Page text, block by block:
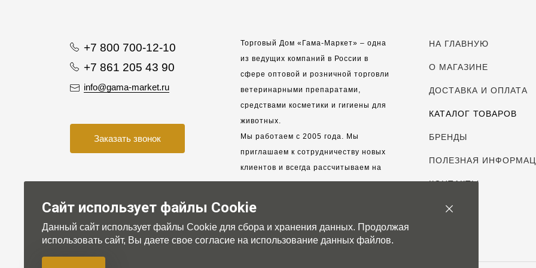
+7 800 700-12-10
+7 861 205 43 90
info@gama-market.ru
Заказать звонок
Торговый Дом «Гама-Маркет» – одна
из ведущих компаний в России в
сфере оптовой и розничной торговли
ветеринарными препаратами,
средствами косметики и гигиены для
животных.
Мы работаем с 2005 года. Мы
приглашаем к сотрудничеству новых
клиентов и всегда рассчитываем на
взаимовыгодные, долгосрочные
Для нас дорог каждый клиент!
НА ГЛАВНУЮ
О МАГАЗИНЕ
ДОСТАВКА И ОПЛАТА
КАТАЛОГ ТОВАРОВ
БРЕНДЫ
ПОЛЕЗНАЯ
КОНТАКТЫ
Сайт использует файлы Cookie
Данный сайт использует файлы Cookie для сбора и хранения данных. Продолжая
использовать сайт, Вы даете свое согласие на использование данных файлов.